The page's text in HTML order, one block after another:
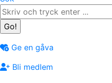
Ge en gåva
Bli medlem